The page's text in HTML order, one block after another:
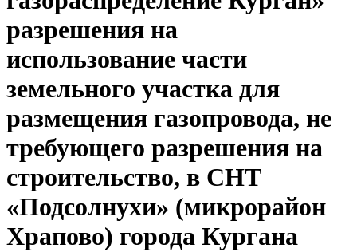
разрешения на
использование части
земельного участка для
размещения газопровода, не
требующего разрешения на
строительство, в СНТ
«Подсолнухи» (микрорайон
Храпово) города Кургана